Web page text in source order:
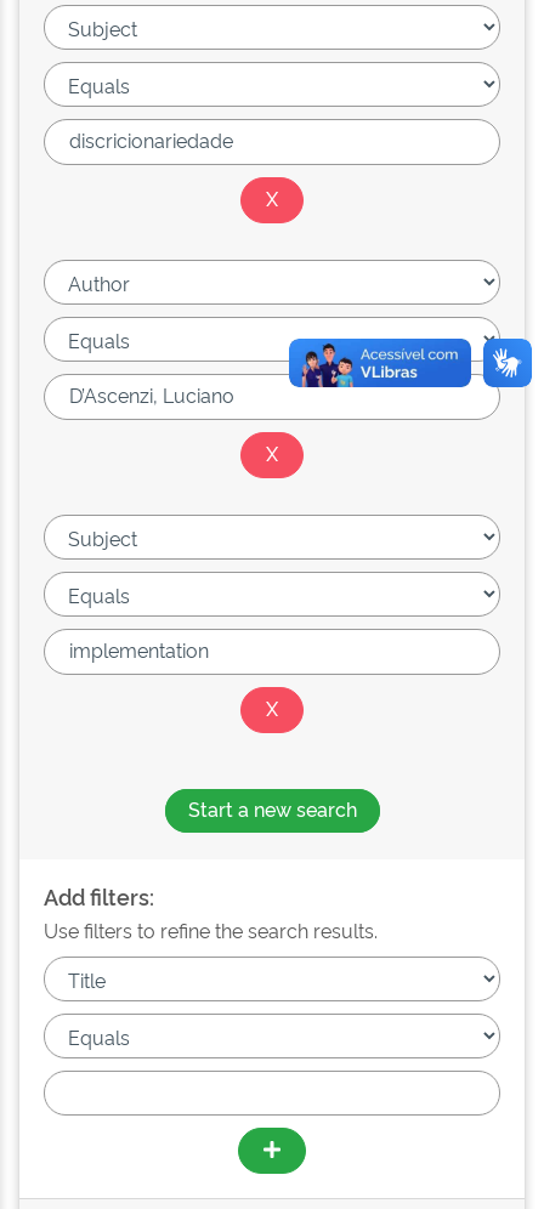
Start a new search
Add filters:
Use filters to refine the search results.